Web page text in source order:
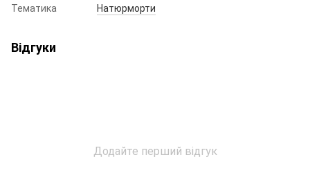
Тематика
Натюрморти
Відгуки
Додайте перший відгук